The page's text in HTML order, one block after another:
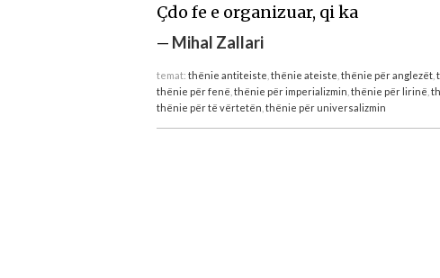
Çdo fe e organizuar, qi ka
— Mihal Zallari
temat:thënie antiteiste ,thënie ateiste ,thënie për anglezët ,
thënie për fenë ,thënie për imperializmin ,thënie për lirinë ,
thënie për të vërtetën ,thënie për universalizmin